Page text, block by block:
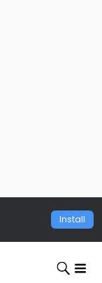
Install